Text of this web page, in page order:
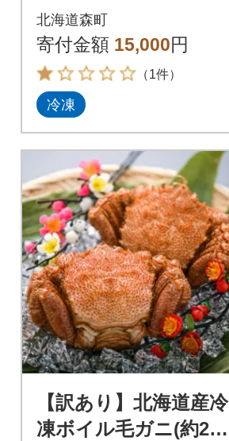
近海産] 産地直送
北海道森町
寄付金額 15,000円
（1件）
冷凍
【訳あり】北海道産冷
凍ボイル毛ガニ(約250